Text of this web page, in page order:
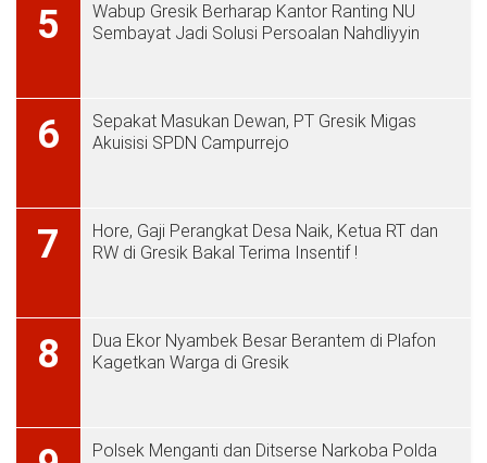
5
Wabup Gresik Berharap Kantor Ranting NU
Sembayat Jadi Solusi Persoalan Nahdliyyin
6
Sepakat Masukan Dewan, PT Gresik Migas
Akuisisi SPDN Campurrejo
7
Hore, Gaji Perangkat Desa Naik, Ketua RT dan
RW di Gresik Bakal Terima Insentif !
8
Dua Ekor Nyambek Besar Berantem di Plafon
Kagetkan Warga di Gresik
Polsek Menganti dan Ditserse Narkoba Polda